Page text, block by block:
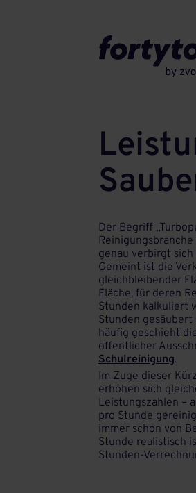
Der Begriff
genau verbirgt
Gemeint ist die
gleichbleibender
Fläche, für deren
Stunden kalkuliert
Stunden gesäubert
häufig geschieht
öffentlicher
Schulreinigung.
Im Zuge dieser
erhöhen sich
Leistungszahlen –
pro Stunde
immer schon von
Stunde realistisch
Stunden-